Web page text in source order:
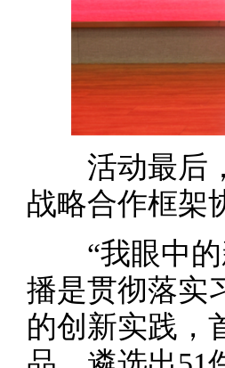
活动最后，
战略合作框架
“我眼中的
播是贯彻落实
的创新实践，